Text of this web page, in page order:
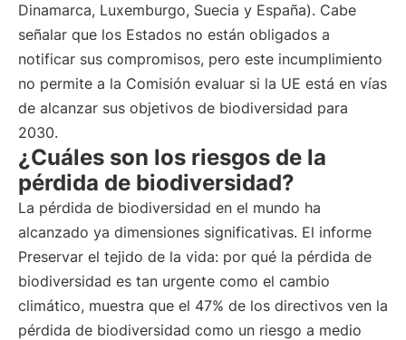
Dinamarca, Luxemburgo, Suecia y España). Cabe
señalar que los Estados no están obligados a
notificar sus compromisos, pero este incumplimiento
no permite a la Comisión evaluar si la UE está en vías
de alcanzar sus objetivos de biodiversidad para
2030.
¿Cuáles son los riesgos de la
pérdida de biodiversidad?
La pérdida de biodiversidad en el mundo ha
alcanzado ya dimensiones significativas. El informe
Preservar el tejido de la vida: por qué la pérdida de
biodiversidad es tan urgente como el cambio
climático, muestra que el 47% de los directivos ven la
pérdida de biodiversidad como un riesgo a medio